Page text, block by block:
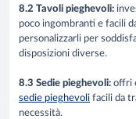
8.2 Tavoli pieghevoli:
poco ingombranti e facili
personalizzarli per
disposizioni diverse.
8.3 Sedie pieghevoli: offri
sedie pieghevoli facili da
necessità.